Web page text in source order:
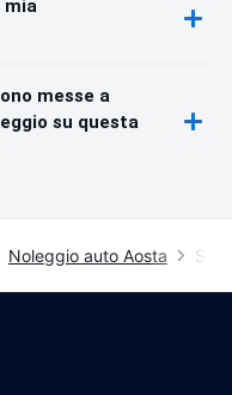
mia
messe a
su questa
Noleggio auto Aosta